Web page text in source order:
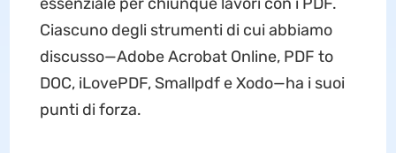
Ciascuno degli strumenti di cui abbiamo
discusso—Adobe Acrobat Online, PDF to
DOC, iLovePDF, Smallpdf e Xodo—ha i suoi
punti di forza.